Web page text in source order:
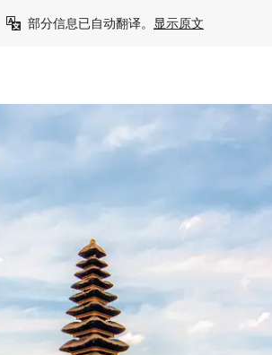
部分信息已自动翻译。 显示原文